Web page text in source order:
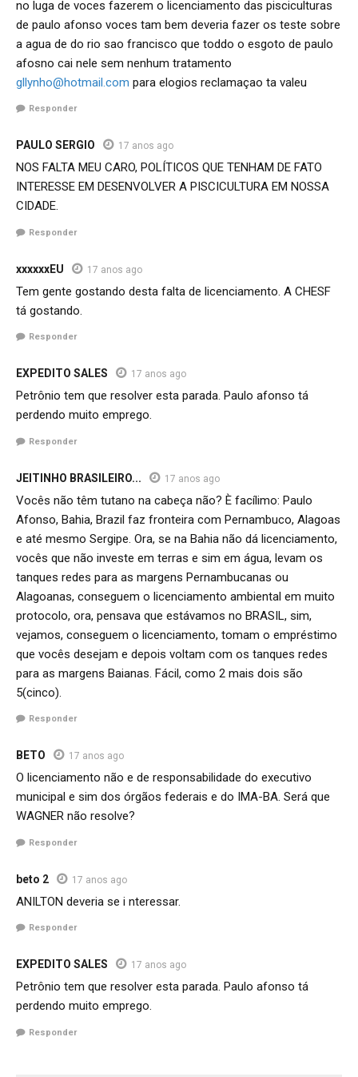
no luga de voces fazerem o licenciamento das pisciculturas
de paulo afonso voces tam bem deveria fazer os teste sobre
a agua de do rio sao francisco que toddo o esgoto de paulo
afosno cai nele sem nenhum tratamento
gllynho@hotmail.com para elogios reclamaçao ta valeu
Responder
PAULO SERGIO 17 anos ago
NOS FALTA MEU CARO, POLÍTICOS QUE TENHAM DE FATO
INTERESSE EM DESENVOLVER A PISCICULTURA EM NOSSA
CIDADE.
Responder
xxxxxxEU 17 anos ago
Tem gente gostando desta falta de licenciamento. A CHESF
tá gostando.
Responder
EXPEDITO SALES 17 anos ago
Petrônio tem que resolver esta parada. Paulo afonso tá
perdendo muito emprego.
Responder
JEITINHO BRASILEIRO... 17 anos ago
Vocês não têm tutano na cabeça não? È facílimo: Paulo
Afonso, Bahia, Brazil faz fronteira com Pernambuco, Alagoas
e até mesmo Sergipe. Ora, se na Bahia não dá licenciamento,
vocês que não investe em terras e sim em água, levam os
tanques redes para as margens Pernambucanas ou
Alagoanas, conseguem o licenciamento ambiental em muito
protocolo, ora, pensava que estávamos no BRASIL, sim,
vejamos, conseguem o licenciamento, tomam o empréstimo
que vocês desejam e depois voltam com os tanques redes
para as margens Baianas. Fácil, como 2 mais dois são
5(cinco).
Responder
BETO 17 anos ago
O licenciamento não e de responsabilidade do executivo
municipal e sim dos órgãos federais e do IMA-BA. Será que
WAGNER não resolve?
Responder
beto 2 17 anos ago
ANILTON deveria se i nteressar.
Responder
EXPEDITO SALES 17 anos ago
Petrônio tem que resolver esta parada. Paulo afonso tá
perdendo muito emprego.
Responder